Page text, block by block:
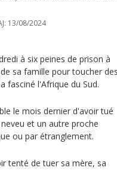
13/08/2024
à six peines de prison à
sa famille pour toucher des
fasciné l'Afrique du Sud.
le mois dernier d'avoir tué
et un autre proche
ou par étranglement.
tenté de tuer sa mère, sa